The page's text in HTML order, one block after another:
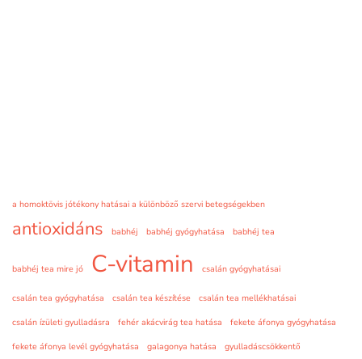
a homoktövis jótékony hatásai a különböző szervi betegségekben
antioxidáns babhéj babhéj gyógyhatása babhéj tea
babhéj tea mire jó C-vitamin csalán gyógyhatásai
csalán tea gyógyhatása csalán tea készítése
csalán tea mellékhatásai
csalán ízületi gyulladásra
fehér akácvirág tea hatása
fekete áfonya gyógyhatása
fekete áfonya levél gyógyhatása
galagonya hatása
gyulladáscsökkentő